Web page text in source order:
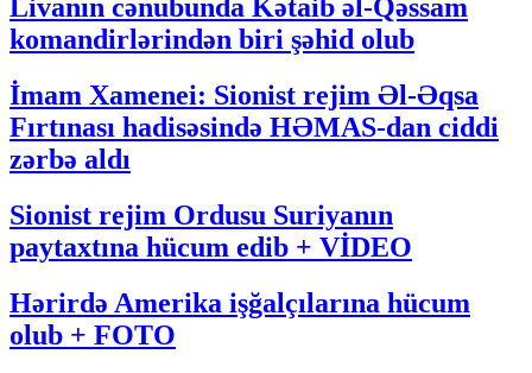
Livanın cənubunda Kətaib əl-Qəssam
komandirlərindən biri şəhid olub
İmam Xamenei: Sionist rejim Əl-Əqsa
Fırtınası hadisəsində HƏMAS-dan ciddi
zərbə aldı
Sionist rejim Ordusu Suriyanın
paytaxtına hücum edib + VİDEO
Hərirdə Amerika işğalçılarına hücum
olub + FOTO